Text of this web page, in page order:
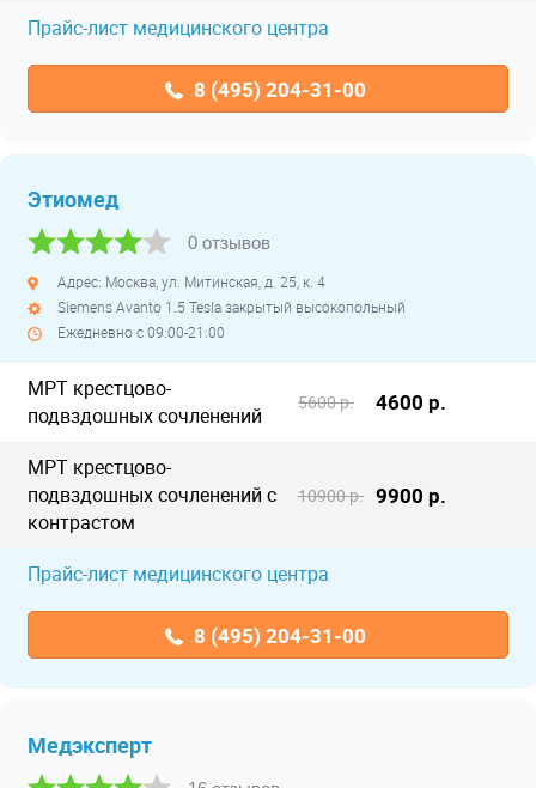
Прайс-лист медицинского центра
8 (495) 204-31-00
Этиомед
0 отзывов
Адрес: Москва, ул. Митинская, д. 25, к. 4
Siemens Avanto 1.5 Tesla закрытый высокопольный
Ежедневно с 09:00-21:00
МРТ крестцово-
подвздошных сочленений
5600 р. 4600 р.
МРТ крестцово-
подвздошных сочленений с
контрастом
10900 р. 9900 р.
Прайс-лист медицинского центра
8 (495) 204-31-00
Медэксперт